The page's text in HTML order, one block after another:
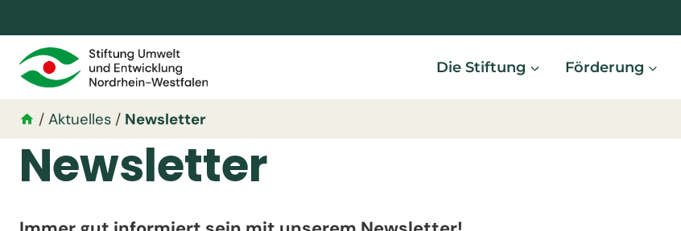
Die Stiftung Förderung
/ Aktuelles / Newsletter
Newsletter